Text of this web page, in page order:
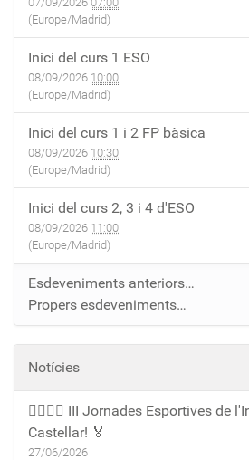
(Europe/Madrid)
Inici del curs 1 ESO
08/09/2026 10:00
(Europe/Madrid)
Inici del curs 1 i 2 FP bàsica
08/09/2026 10:30
(Europe/Madrid)
Inici del curs 2, 3 i 4 d'ESO
08/09/2026 11:00
(Europe/Madrid)
Esdeveniments anteriors…
Propers esdeveniments…
Notícies
🏃‍♀️🏃‍♂️ III Jornades Esportives de
Castellar! 🏅
27/06/2026